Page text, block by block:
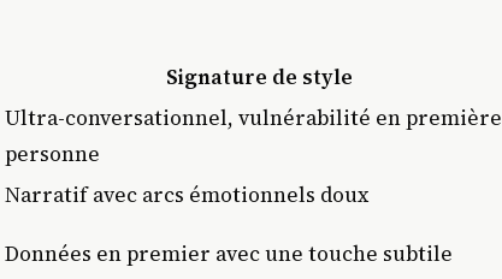
Signature de style
Ultra-conversationnel, vulnérabilité en première
personne
Narratif avec arcs émotionnels doux
Données en premier avec une touche subtile